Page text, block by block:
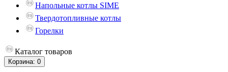
Напольные котлы SIME
Твердотопливные котлы
Горелки
Каталог товаров
Корзина: 0